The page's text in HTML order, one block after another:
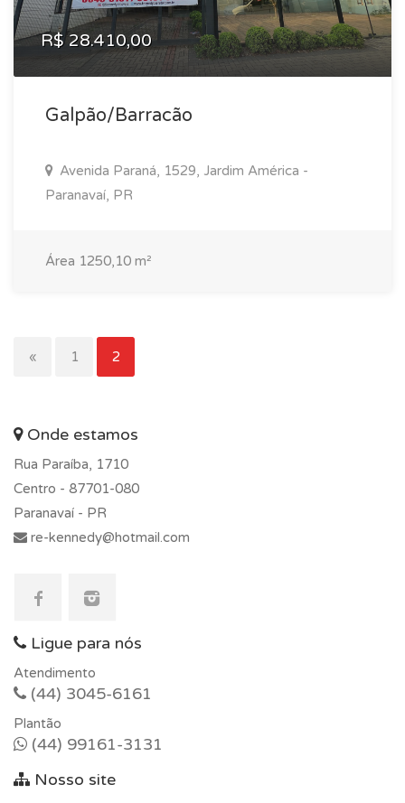
R$ 28.410,00
Galpão/Barracão
Avenida Paraná, 1529, Jardim América -
Paranavaí, PR
Área 1250,10 m²
« 1 2
Onde estamos
Rua Paraíba, 1710
Centro - 87701-080
Paranavaí - PR
re-kennedy@hotmail.com
Ligue para nós
Atendimento
(44) 3045-6161
Plantão
(44) 99161-3131
Nosso site